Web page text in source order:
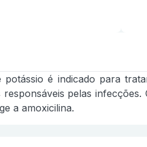
é indicado para
pelas
a amoxicilina.